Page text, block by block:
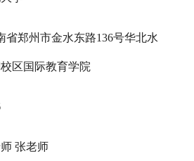
省郑州市金水东路136号华北水
区国际教育学院
张老师